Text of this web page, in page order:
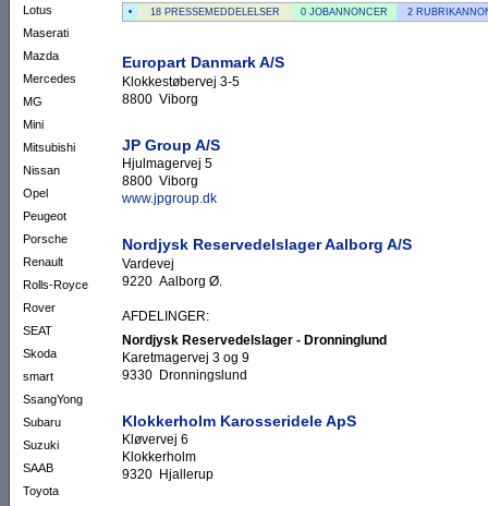
Lotus
Maserati
Mazda
Mercedes
MG
Mini
Mitsubishi
Nissan
Opel
Peugeot
Porsche
Renault
Rolls-Royce
Rover
SEAT
Skoda
smart
SsangYong
Subaru
Suzuki
SAAB
Toyota
• 18 PRESSEMEDDELELSER 0 JOBANNONCER 2
Europart Danmark A/S
Klokkestøbervej 3-5
8800 Viborg
JP Group A/S
Hjulmagervej 5
8800 Viborg
www.jpgroup.dk
Nordjysk Reservedelslager Aalborg A/S
Vardevej
9220 Aalborg Ø.
AFDELINGER:
Nordjysk Reservedelslager - Dronninglund
Karetmagervej 3 og 9
9330 Dronningslund
Klokkerholm Karosseridele ApS
Kløvervej 6
Klokkerholm
9320 Hjallerup